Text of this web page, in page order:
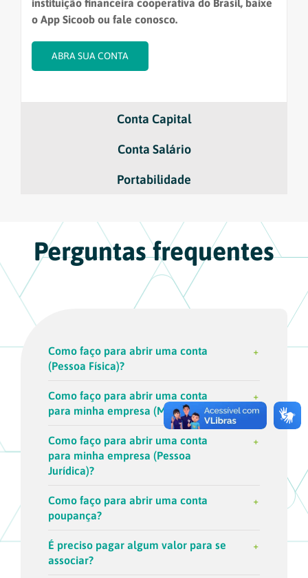
instituição financeira cooperativa do Brasil, baixe
o App Sicoob ou fale conosco.
ABRA SUA CONTA
Conta Capital
Conta Salário
Portabilidade
Perguntas frequentes
Como faço para abrir uma conta
(Pessoa Física)?
Como faço para abrir uma conta
para minha empresa (MEI)?
Como faço para abrir uma conta
para minha empresa (Pessoa
Jurídica)?
Como faço para abrir uma conta
poupança?
É preciso pagar algum valor para se
associar?